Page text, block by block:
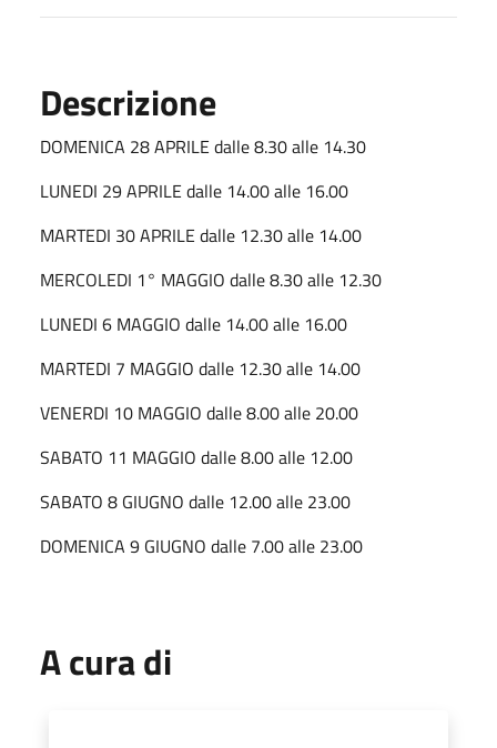
Descrizione
DOMENICA 28 APRILE dalle 8.30 alle 14.30
LUNEDI 29 APRILE dalle 14.00 alle 16.00
MARTEDI 30 APRILE dalle 12.30 alle 14.00
MERCOLEDI 1° MAGGIO dalle 8.30 alle 12.30
LUNEDI 6 MAGGIO dalle 14.00 alle 16.00
MARTEDI 7 MAGGIO dalle 12.30 alle 14.00
VENERDI 10 MAGGIO dalle 8.00 alle 20.00
SABATO 11 MAGGIO dalle 8.00 alle 12.00
SABATO 8 GIUGNO dalle 12.00 alle 23.00
DOMENICA 9 GIUGNO dalle 7.00 alle 23.00
A cura di